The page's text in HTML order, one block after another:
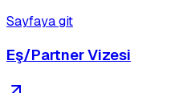
Sayfaya git
Eş/Partner Vizesi